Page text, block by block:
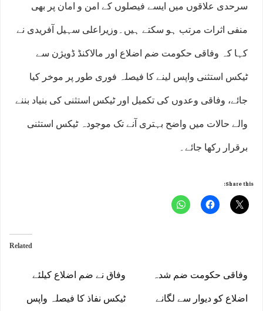
سرحدی علاقوں میں ایسے فیصلوں کے امن و امان پر بھی
منفی اثرات مرتب ہو سکتے ہیں۔وزیراعلی سہیل آفریدی نے
کہا کہ وفاقی حکومت ضم اضلاع اور مالاکنڈ ڈویژن سے
ٹیکس استثنی واپس لینے کا فیصلہ فوری طور پر موخر کیا
جائے، وفاقی وعدوں کی تکمیل اور ٹیکس استثنی کی بنیاد بننے
والے حالات میں واضح بہتری آنے تک موجودہ ٹیکس استثنی
برقرار رکھا جائے۔
Share this:
Related
وفاق نے ضم اضلاع کیلئے
ٹیکس نفاذ کا فیصلہ واپس
وفاقی حکومت ضم شدہ
اضلاع کو دیوار سے لگانے